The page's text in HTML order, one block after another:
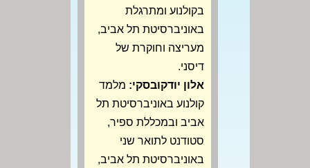
בקולנוע ומתרגלת
באוניברסיטת תל אביב,
מעריצה וחוקרת של
דיסני.
אלון יודקובסקי: מלמד
קולנוע באוניברסיטת תל
אביב ובמכללת ספיר,
סטודנט לתואר שני
באוניברסיטת תל אביב,